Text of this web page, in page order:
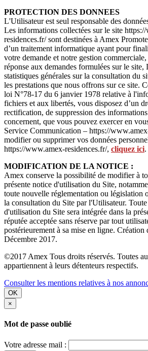
PROTECTION DES DONNEES
L'Utilisateur est seul responsable des
Les informations collectées sur le site
residences.fr/ sont destinées à Amex
d’un traitement informatique ayant pour
votre demande et notre gestion
réponse aux demandes formulées sur le site,
statistiques générales sur la consultation du
les prestations que nous offrons sur ce site.
loi N°78-17 du 6 janvier 1978 relative à
fichiers et aux libertés, vous disposez d’un
rectification, de suppression des
concernent, que vous pouvez exercer en
Service Communication – https://
modifier ou supprimer vos données
https://www.amex-residences.fr/, cliquez ici.
MODIFICATION DE LA NOTICE :
Amex conserve la possibilité de modifier à
présente notice d'utilisation du Site,
toute nouvelle réglementation ou législation
la consultation du Site par l'Utilisateur.
d'utilisation du Site sera intégrée dans la
réputée acceptée sans réserve par tout
postérieurement à sa mise en ligne. Création
Décembre 2017.
©2017 Amex Tous droits réservés. Toutes
appartiennent à leurs détenteurs respectifs.
Consulter les mentions relatives à nos
OK
×
Mot de passe oublié
Votre adresse mail :